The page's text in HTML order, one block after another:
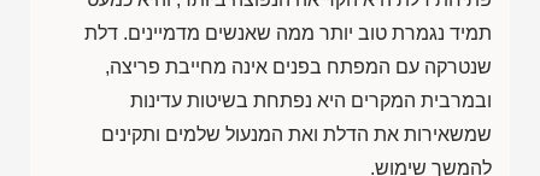
תמיד נגמרת טוב יותר ממה שאנשים מדמיינים. דלת
שנטרקה עם המפתח בפנים אינה מחייבת פריצה,
ובמרבית המקרים היא נפתחת בשיטות עדינות
שמשאירות את הדלת ואת המנעול שלמים ותקינים
להמשך שימוש.